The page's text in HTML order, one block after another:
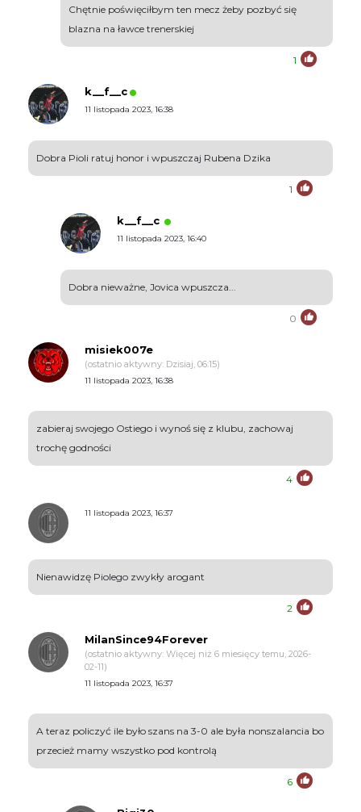
Chętnie poświęciłbym ten mecz żeby pozbyć się
blazna na ławce trenerskiej
1
k__f__c
11 listopada 2023, 16:38
Dobra Pioli ratuj honor i wpuszczaj Rubena Dzika
1
k__f__c
11 listopada 2023, 16:40
Dobra nieważne, Jovica wpuszcza...
0
misiek007e
(ostatnio aktywny: Dzisiaj, 06:15)
11 listopada 2023, 16:38
zabieraj swojego Ostiego i wynoś się z klubu, zachowaj
trochę godności
4
11 listopada 2023, 16:37
Nienawidzę Piolego zwykły arogant
2
MilanSince94Forever
(ostatnio aktywny: Więcej niż 6 miesięcy temu, 2026-
02-11)
11 listopada 2023, 16:37
A teraz policzyć ile było szans na 3-0 ale była nonszalancia bo
przecież mamy wszystko pod kontrolą
6